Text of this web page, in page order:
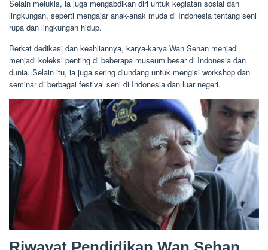
Selain melukis, ia juga mengabdikan diri untuk kegiatan sosial dan
lingkungan, seperti mengajar anak-anak muda di Indonesia tentang seni
rupa dan lingkungan hidup.
Berkat dedikasi dan keahliannya, karya-karya Wan Sehan menjadi
menjadi koleksi penting di beberapa museum besar di Indonesia dan
dunia. Selain itu, ia juga sering diundang untuk mengisi workshop dan
seminar di berbagai festival seni di Indonesia dan luar negeri.